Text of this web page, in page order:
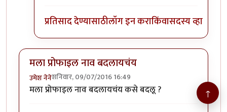
प्रतिसाद देण्यासाठीलॉग इन कराकिंवासदस्य व्हा
मला प्रोफाइल नाव बदलायचंय
उमेश नेनेशनिवार, 09/07/2016 16:49
मला प्रोफाइल नाव बदलायचंय कसे बदलू ? ↑